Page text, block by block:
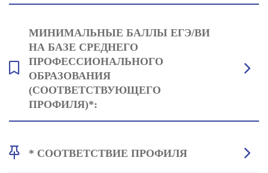
Обществознание: 42
Один на выбор: Математика (профильная): 40 или Информатика: 45
или Физика: 40
МИНИМАЛЬНЫЕ БАЛЛЫ ЕГЭ/ВИ
НА БАЗЕ СРЕДНЕГО
ПРОФЕССИОНАЛЬНОГО
ОБРАЗОВАНИЯ
(СООТВЕТСТВУЮЩЕГО
ПРОФИЛЯ)*:
профессиональной деятельности: 45
* СООТВЕТСТВИЕ ПРОФИЛЯ